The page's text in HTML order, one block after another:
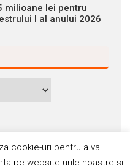
milioane lei pentru
I al anului 2026
cookie-uri pentru a va
pe website-urile noastre si